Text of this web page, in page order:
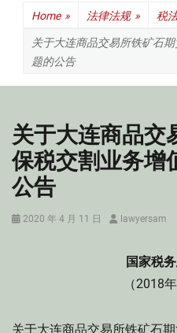
Home » 法律法规 » 税
关于大连商品交易所铁矿石
题的公告
关于大连商品交
保税交割业务增
公告
Posted
2020 年 4 月 11 日 Authorlawyersam
国家税
（2018
关于大连商品交易所铁矿石